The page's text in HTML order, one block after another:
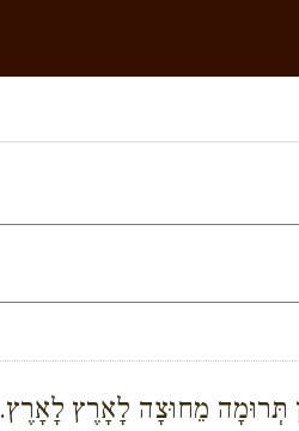
תְּרוּמָה מֵחוּצָה לָאָרֶץ